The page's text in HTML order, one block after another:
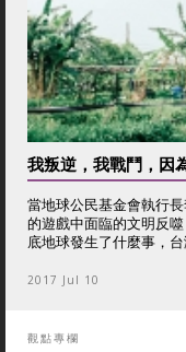
我叛逆，我戰鬥，因
當地球公民基金會執行
的遊戲中面臨的文明反
底地球發生了什麼事，
2017 Jul 10
觀點專欄